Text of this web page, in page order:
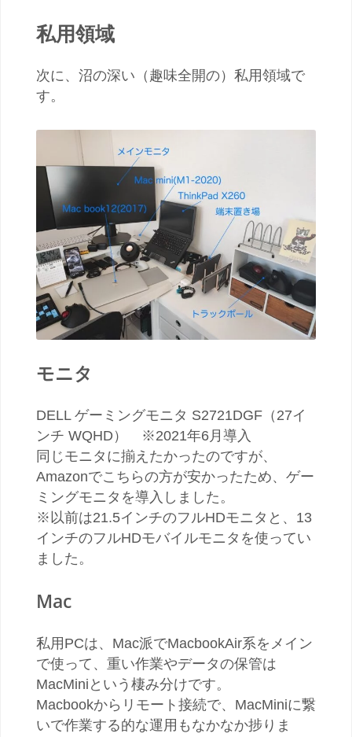
私用領域
次に、沼の深い（趣味全開の）私用領域で
す。
モニタ
DELL ゲーミングモニタ S2721DGF（27イ
ンチ WQHD） ※2021年6月導入
同じモニタに揃えたかったのですが、
Amazonでこちらの方が安かったため、ゲー
ミングモニタを導入しました。
※以前は21.5インチのフルHDモニタと、13
インチのフルHDモバイルモニタを使ってい
ました。
Mac
私用PCは、Mac派でMacbookAir系をメイン
で使って、重い作業やデータの保管は
MacMiniという棲み分けです。
Macbookからリモート接続で、MacMiniに繋
いで作業する的な運用もなかなか捗りま